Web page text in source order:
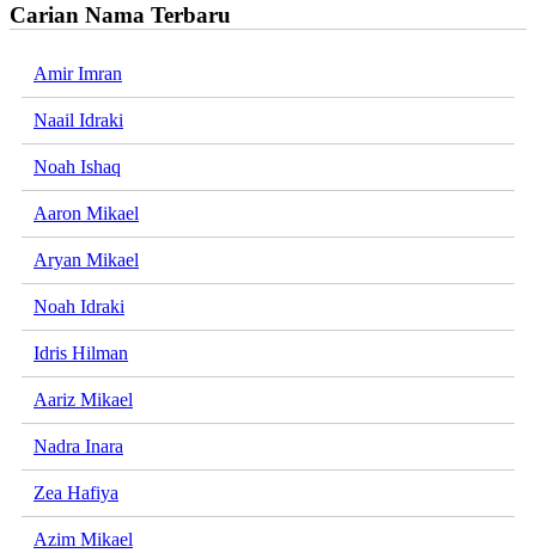
Carian Nama Terbaru
Amir Imran
Naail Idraki
Noah Ishaq
Aaron Mikael
Aryan Mikael
Noah Idraki
Idris Hilman
Aariz Mikael
Nadra Inara
Zea Hafiya
Azim Mikael